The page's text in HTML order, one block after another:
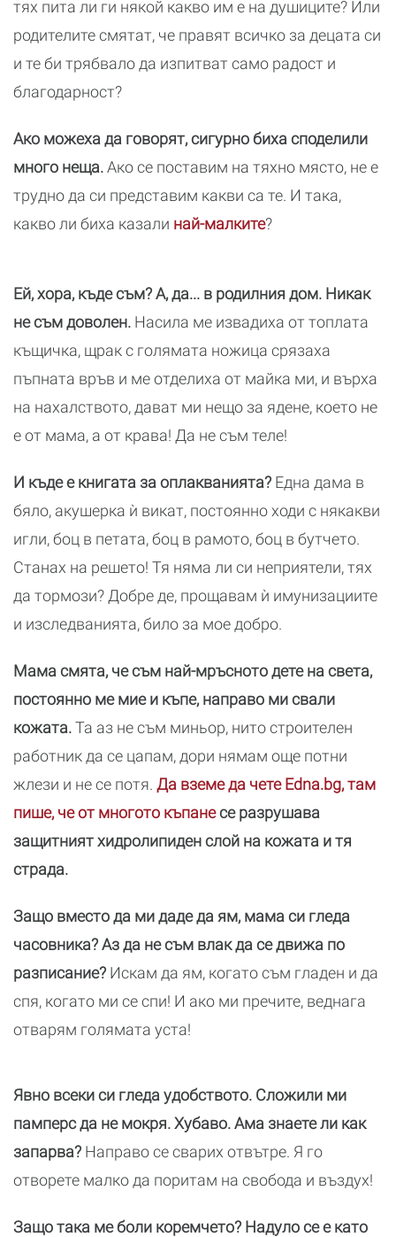
тях пита ли ги някой какво им е на душиците? Или
родителите смятат, че правят всичко за децата си
и те би трябвало да изпитват само радост и
благодарност?
Ако можеха да говорят, сигурно биха споделили
много неща.Ако се поставим на тяхно място, не е
трудно да си представим какви са те. И така,
какво ли биха казали най-малките?
Ей, хора, къде съм? А, да... в родилния дом. Никак
не съм доволен. Насила ме извадиха от топлата
къщичка, щрак с голямата ножица срязаха
пъпната връв и ме отделиха от майка ми, и върха
на нахалството, дават ми нещо за ядене, което не
е от мама, а от крава! Да не съм теле!
И къде е книгата за оплакванията? Една дама в
бяло, акушерка ѝ викат, постоянно ходи с някакви
игли, боц в петата, боц в рамото, боц в бутчето.
Станах на решето! Тя няма ли си неприятели, тях
да тормози? Добре де, прощавам ѝ имунизациите
и изследванията, било за мое добро.
Мама смята, че съм най-мръсното дете на света,
постоянно ме мие и къпе, направо ми свали
кожата.Та аз не съм миньор, нито строителен
работник да се цапам, дори нямам още потни
жлези и не се потя. Да вземе да чете Edna.bg, там
пише, че от многото къпанесе разрушава
защитният хидролипиден слой на кожата и тя
страда.
Защо вместо да ми даде да ям, мама си гледа
часовника? Аз да не съм влак да се движа по
разписание? Искам да ям, когато съм гладен и да
спя, когато ми се спи! И ако ми пречите, веднага
отварям голямата уста!
Явно всеки си гледа удобството. Сложили ми
памперс да не мокря. Хубаво. Ама знаете ли как
запарва? Направо се сварих отвътре. Я го
отворете малко да поритам на свобода и въздух!
Защо така ме боли коремчето? Надуло се е като